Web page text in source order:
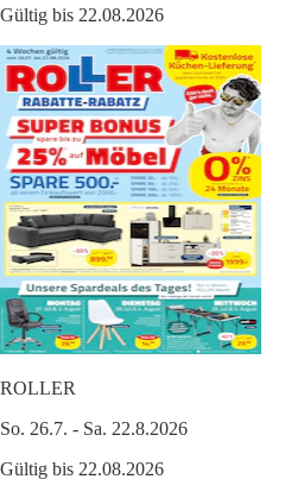
Gültig bis 22.08.2026
ROLLER
So. 26.7. - Sa. 22.8.2026
Gültig bis 22.08.2026